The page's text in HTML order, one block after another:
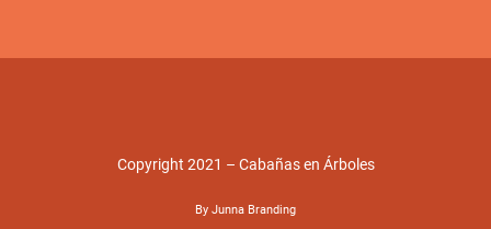
Copyright 2021 – Cabañas en Árboles
By Junna Branding